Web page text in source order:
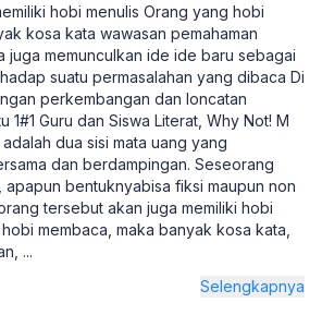
hobi menulis Orang yang hobi
kosa kata wawasan pemahaman
juga memunculkan ide ide baru sebagai
suatu permasalahan yang dibaca Di
perkembangan dan loncatan
Guru dan Siswa Literat, Why Not! M
dua sisi mata uang yang
dan berdampingan. Seseorang
bentuknyabisa fiksi maupun non
tersebut akan juga memiliki hobi
membaca, maka banyak kosa kata,
...
Selengkapnya